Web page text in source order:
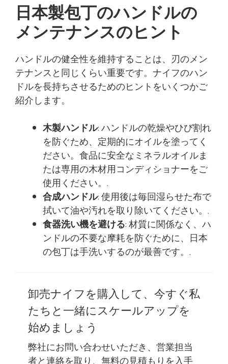
日本製包丁のハンドルの
メンテナンスのヒント
ハンドルの健全性を維持することは、刃のメン
テナンスと同じくらい重要です。ナイフのハン
ドルを長持ちさせるためのヒントをいくつかご
紹介します。
木製ハンドル: ハンドルの乾燥やひび割れ
を防ぐため、定期的にオイルを塗ってく
ださい。食品に安全なミネラルオイルま
たは専用の木材用コンディショナーをご
使用ください。.
合成ハンドル: 使用後は毎回湿らせた布で
拭いて油や汚れを取り除いてください。.
食器洗い機を避ける: 材質に関係なく、ハ
ンドルの不要な摩耗を防ぐために、日本
の包丁は手洗いするのが最善です。.
卸売ナイフを購入して、今すぐ私
たちと一緒にスケールアップを
始めましょう
弊社にお問い合わせいただき、営業担当
者と連絡を取り、無料の見積もりを入手